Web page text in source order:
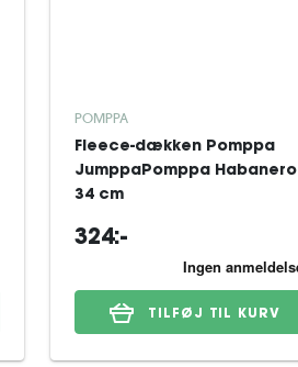
POMPPA
Fleece-dækken Pomppa
JumppaPomppa Habanero
34 cm
324:-
TILFØJ TIL KURV